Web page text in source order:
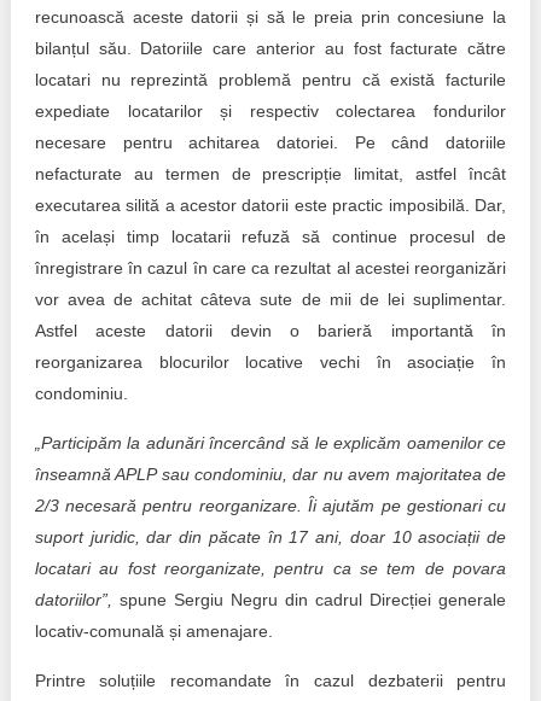
recunoască aceste datorii și să le preia prin concesiune la
bilanțul său. Datoriile care anterior au fost facturate către
locatari nu reprezintă problemă pentru că există facturile
expediate locatarilor și respectiv colectarea fondurilor
necesare pentru achitarea datoriei. Pe când datoriile
nefacturate au termen de prescripție limitat, astfel încât
executarea silită a acestor datorii este practic imposibilă. Dar,
în același timp locatarii refuză să continue procesul de
înregistrare în cazul în care ca rezultat al acestei reorganizări
vor avea de achitat câteva sute de mii de lei suplimentar.
Astfel aceste datorii devin o barieră importantă în
reorganizarea blocurilor locative vechi în asociație în
condominiu.
„Participăm la adunări încercând să le explicăm oamenilor ce
înseamnă APLP sau condominiu, dar nu avem majoritatea de
2/3 necesară pentru reorganizare. Îi ajutăm pe gestionari cu
suport juridic, dar din păcate în 17 ani, doar 10 asociații de
locatari au fost reorganizate, pentru ca se tem de povara
datoriilor”,
spune Sergiu Negru din cadrul Direcției generale
locativ-comunală și amenajare.
Printre soluțiile recomandate în cazul dezbaterii pentru